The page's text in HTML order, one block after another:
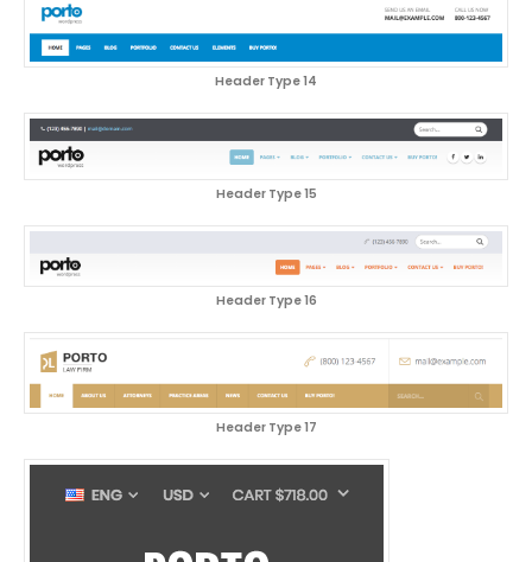
Header Type 14
Header Type 15
Header Type 16
Header Type 17